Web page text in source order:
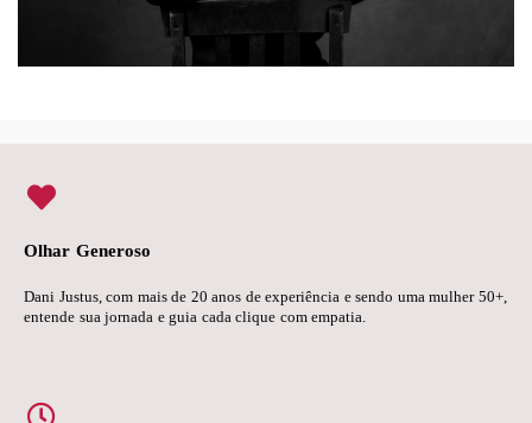
Olhar Generoso
Dani Justus, com mais de 20 anos de experiência e sendo uma mulher 50+,
entende sua jornada e guia cada clique com empatia.